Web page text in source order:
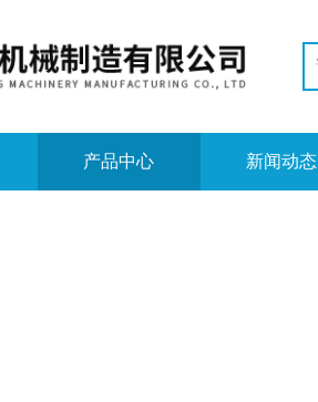
产品中心 新闻动态